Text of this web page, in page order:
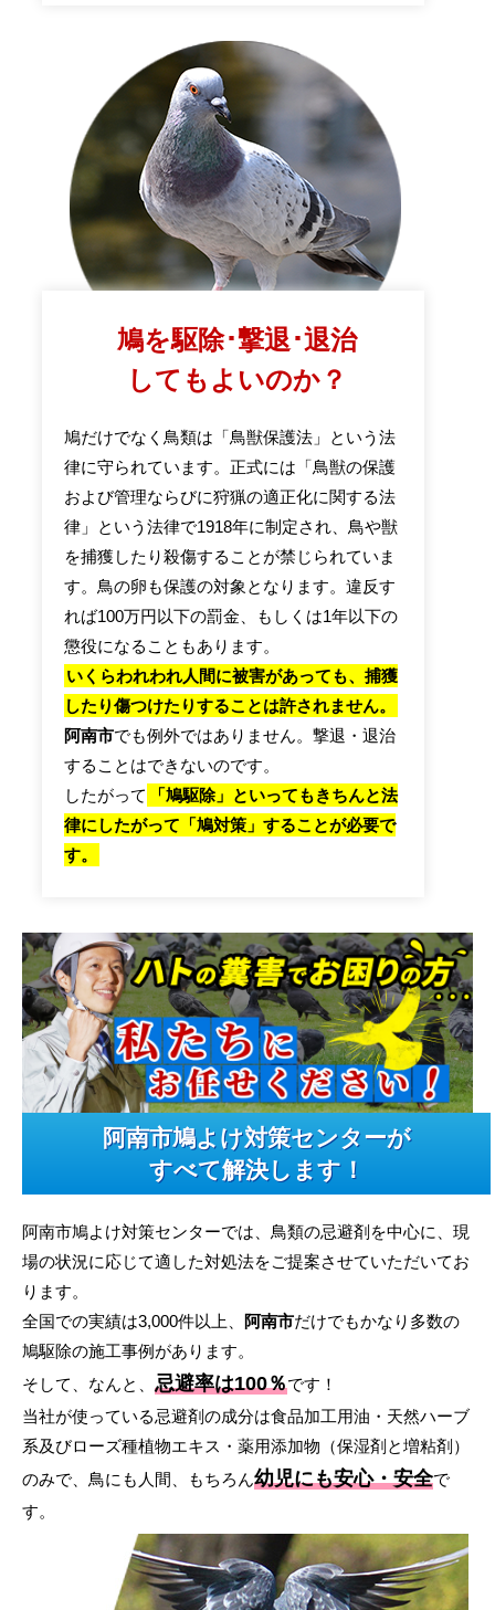
鳩を駆除･撃退･退治
してもよいのか？
鳩だけでなく鳥類は「鳥獣保護法」という法
律に守られています。正式には「鳥獣の保護
および管理ならびに狩猟の適正化に関する法
律」という法律で1918年に制定され、鳥や獣
を捕獲したり殺傷することが禁じられていま
す。鳥の卵も保護の対象となります。違反す
れば100万円以下の罰金、もしくは1年以下の
懲役になることもあります。
いくらわれわれ人間に被害があっても、捕獲
したり傷つけたりすることは許されません。
阿南市でも例外ではありません。撃退・退治
することはできないのです。
したがって
「鳩駆除」といってもきちんと法
律にしたがって「鳩対策」することが必要で
す。
阿南市鳩よけ対策センターが
すべて解決します！
阿南市鳩よけ対策センターでは、鳥類の忌避剤を中心に、現
場の状況に応じて適した対処法をご提案させていただいてお
ります。
全国での実績は3,000件以上、
阿南市だけでもかなり多数の
鳩駆除の施工事例があります。
そして、なんと、 忌避率は100％です！
当社が使っている忌避剤の成分は食品加工用油・天然ハーブ
系及びローズ種植物エキス・薬用添加物（保湿剤と増粘剤）
のみで、鳥にも人間、もちろん幼児にも安心・安全で
す。